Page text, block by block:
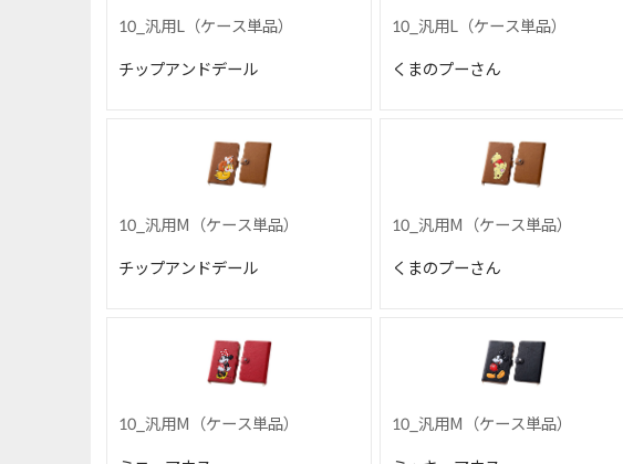
10_汎用L（ケース単品）
チップアンドデール
10_汎用L（ケース単品）
くまのプーさん
10_汎用M（ケース単品）
チップアンドデール
10_汎用M（ケース単品）
くまのプーさん
10_汎用M（ケース単品） 10_汎用M（ケース単品）